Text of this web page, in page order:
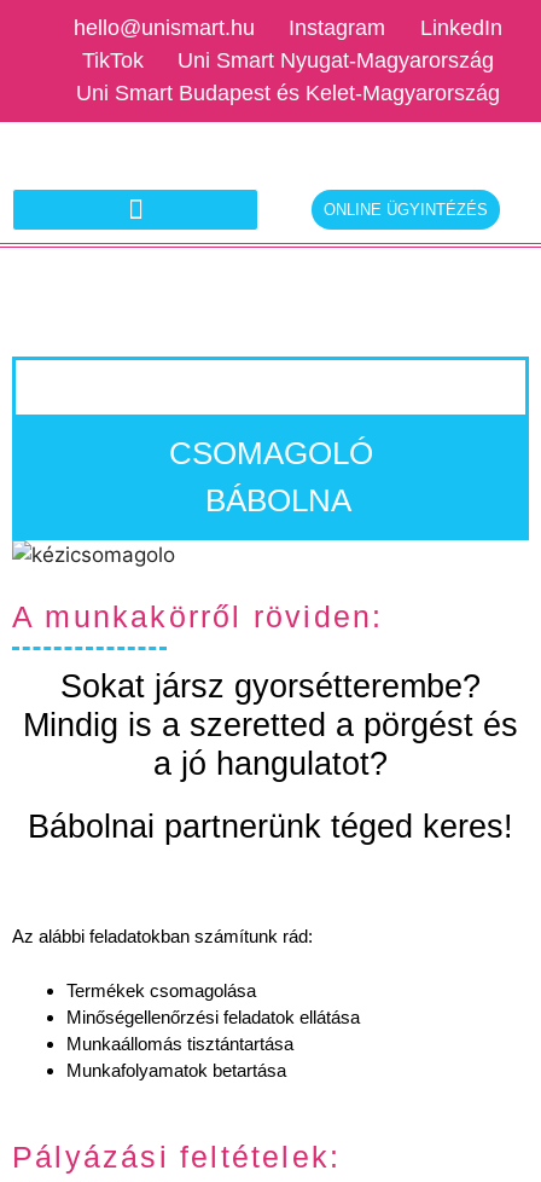
hello@unismart.hu Instagram
LinkedIn
TikTok
Uni Smart Nyugat-Magyarország
Uni Smart Budapest és Kelet-Magyarország
ONLINE ÜGYINTÉZÉS
CSOMAGOLÓ
BÁBOLNA
A munkakörről röviden:
Sokat jársz gyorsétterembe?
Mindig is a szeretted a pörgést és
a jó hangulatot?
Bábolnai partnerünk téged keres!
Az alábbi feladatokban számítunk rád:
Termékek csomagolása
Minőségellenőrzési feladatok ellátása
Munkaállomás tisztántartása
Munkafolyamatok betartása
Pályázási feltételek: